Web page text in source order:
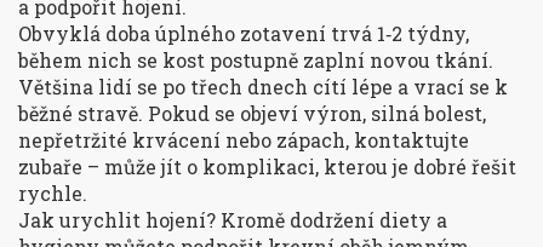
a podpořit hojení.
Obvyklá doba úplného zotavení trvá 1‑2 týdny,
během nich se kost postupně zaplní novou tkání.
Většina lidí se po třech dnech cítí lépe a vrací se k
běžné stravě. Pokud se objeví výron, silná bolest,
nepřetržité krvácení nebo zápach, kontaktujte
zubaře – může jít o komplikaci, kterou je dobré řešit
rychle.
Jak urychlit hojení? Kromě dodržení diety a